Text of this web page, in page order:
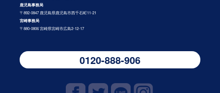
鹿児島事務局
〒892-0847 鹿児島県鹿児島市西千石町11-21
宮崎事務局
〒880-0806 宮崎県宮崎市広島2-12-17
0120-888-906